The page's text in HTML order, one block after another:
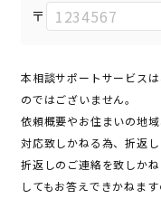
〒
本相談サポートサービス
のではございません。
依頼概要やお住まいの地
対応致しかねる為、折返
折返しのご連絡を致しか
してもお答えできかねま